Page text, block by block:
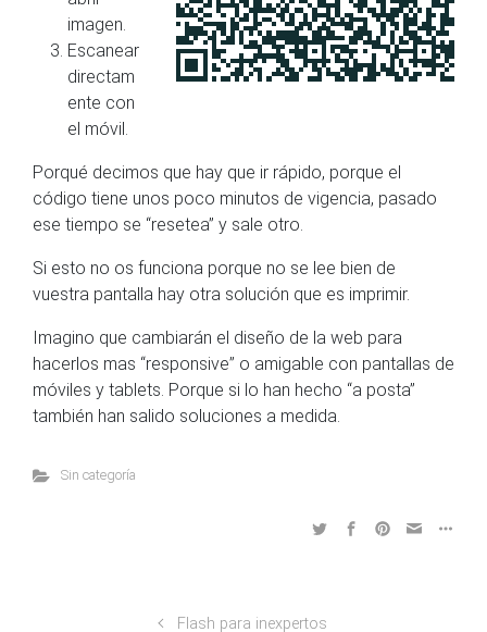
imagen.
Escanear
directam
ente con
el móvil.
Porqué decimos que hay que ir rápido, porque el
código tiene unos poco minutos de vigencia, pasado
ese tiempo se “resetea” y sale otro.
Si esto no os funciona porque no se lee bien de
vuestra pantalla hay otra solución que es imprimir.
Imagino que cambiarán el diseño de la web para
hacerlos mas “responsive” o amigable con pantallas de
móviles y tablets. Porque si lo han hecho “a posta”
también han salido soluciones a medida.
Sin categoría
Flash para inexpertos